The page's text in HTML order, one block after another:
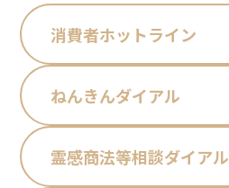
消費者ホットライン
ねんきんダイアル
霊感商法等相談ダイアル